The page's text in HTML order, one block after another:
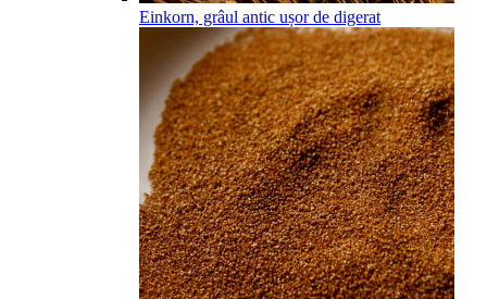
Einkorn, grâul antic ușor de digerat